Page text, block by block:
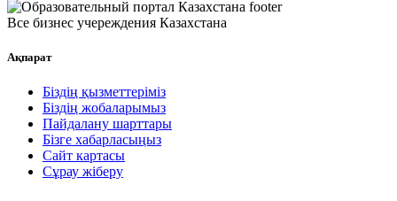
Все бизнес учереждения Казахстана
Ақпарат
Біздің қызметтеріміз
Біздің жобаларымыз
Пайдалану шарттары
Бізге хабарласыңыз
Сайт картасы
Сұрау жіберу